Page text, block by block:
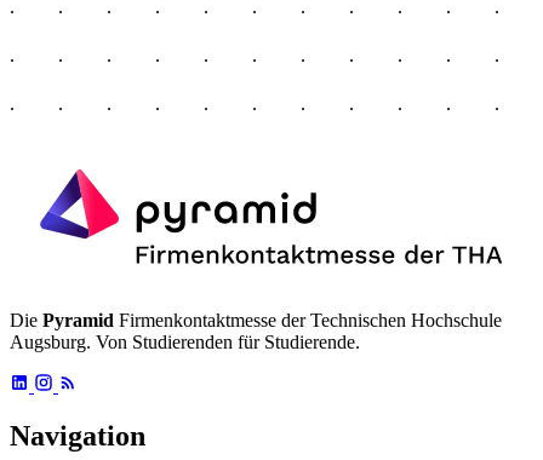
Die Pyramid Firmenkontaktmesse der Technischen Hochschule
Augsburg. Von Studierenden für Studierende.
Navigation